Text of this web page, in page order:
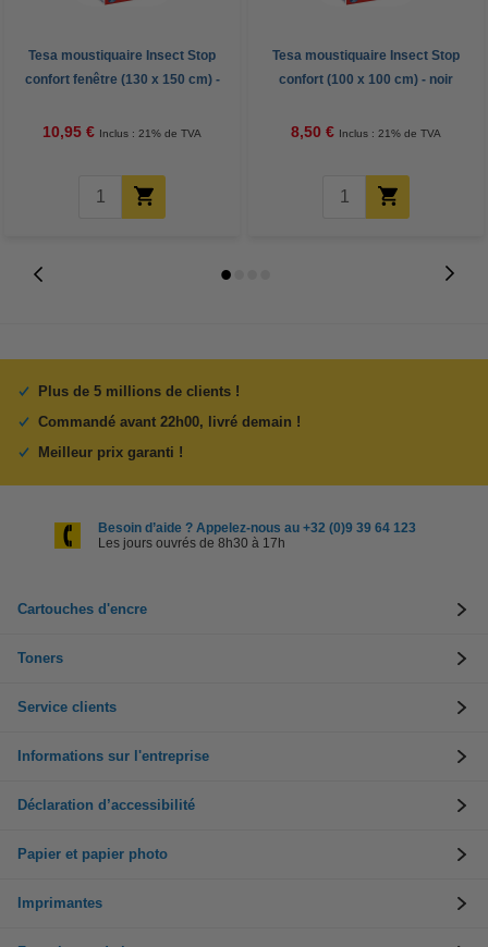
Tesa moustiquaire Insect Stop
confort fenêtre (130 x 150 cm) -
10,95 € Inclus : 21% de TVA
Tesa moustiquaire Insect Stop
confort (100 x 100 cm) - noir
8,50 € Inclus : 21% de TVA
Plus de 5 millions de clients !
Commandé avant 22h00, livré demain !
Meilleur prix garanti !
Besoin d’aide ? Appelez-nous au +32 (0)9 39 64 123
Les jours ouvrés de 8h30 à 17h
Cartouches d'encre
Toners
Service clients
Informations sur l'entreprise
Déclaration d’accessibilité
Papier et papier photo
Imprimantes